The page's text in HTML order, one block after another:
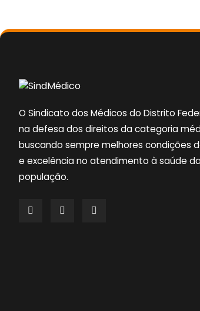
O Sindicato dos Médicos do Distrito
na defesa dos direitos da categoria
buscando sempre melhores condições
e excelência no atendimento à saúde
população.